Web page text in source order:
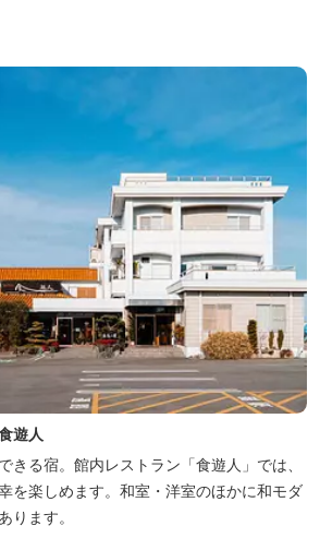
遊人
きる宿。館内レストラン「食遊人」では、
を楽しめます。和室・洋室のほかに和モダ
ります。